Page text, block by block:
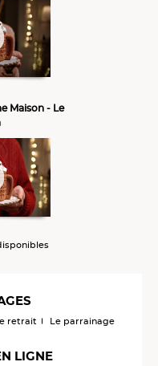
Maison - Le
retrait Le parrainage
LIGNE